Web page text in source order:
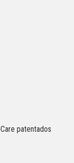
patentados